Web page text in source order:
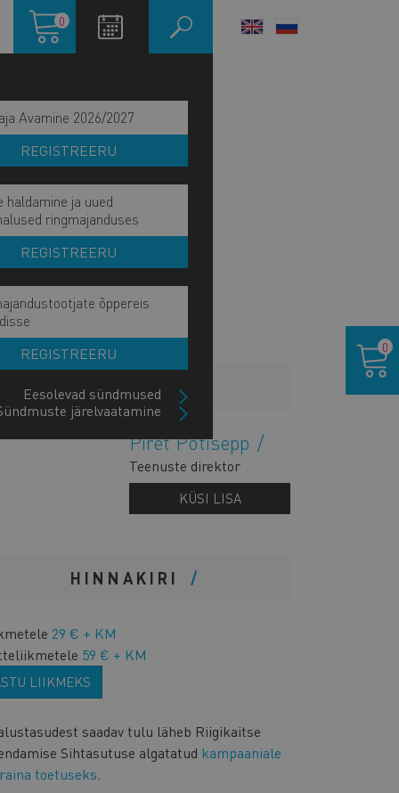
Ostukorv
0
Avamine 2026/2027
REGISTREERU
haldamine ja uued
ringmajanduses
REGISTREERU
õppereis
REGISTREERU
Eesolevad sündmused
järelvaatamine
LANGUAGE
0
LISAINFO
Piret Potisepp
Teenuste direktor
KÜSI LISA
HINNAKIRI
29 € + KM
59 € + KM
LIIKMEKS
saadav tulu läheb Riigikaitse
Sihtasutuse algatatud kampaaniale
toetuseks